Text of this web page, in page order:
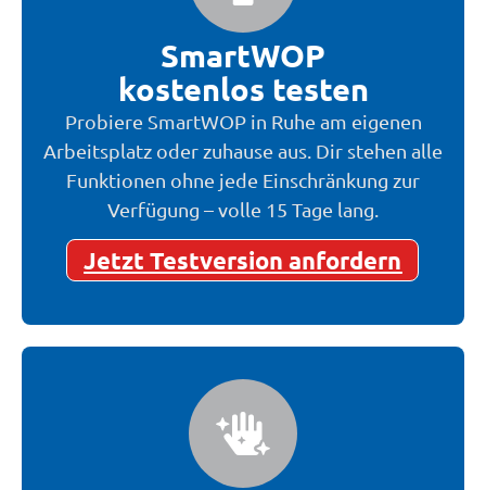
SmartWOP
kostenlos testen
Probiere SmartWOP in Ruhe am eigenen
Arbeitsplatz oder zuhause aus. Dir stehen alle
Funktionen ohne jede Einschränkung zur
Verfügung – volle 15 Tage lang.
Jetzt Testversion anfordern